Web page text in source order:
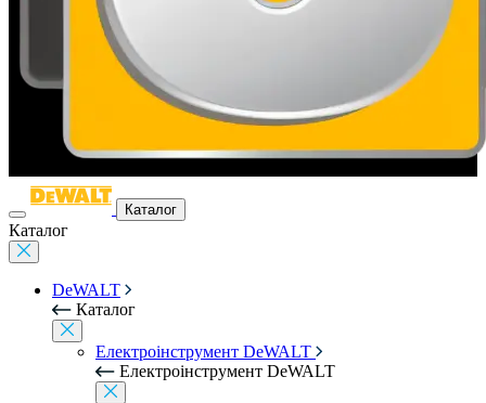
Каталог
Каталог
DeWALT
Каталог
Електроінструмент DeWALT
Електроінструмент DeWALT